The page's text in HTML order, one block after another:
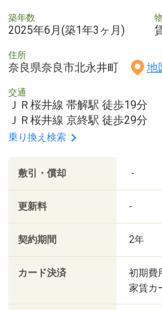
築年数
2025年6月(築1年3ヶ月)
住所
奈良県奈良市北永井町 地
交通
ＪＲ桜井線 帯解駅 徒歩19分
ＪＲ桜井線 京終駅 徒歩29分
乗り換え検索
敷引・償却 -
更新料 -
契約期間 2年
カード決済
初期費
家賃カ